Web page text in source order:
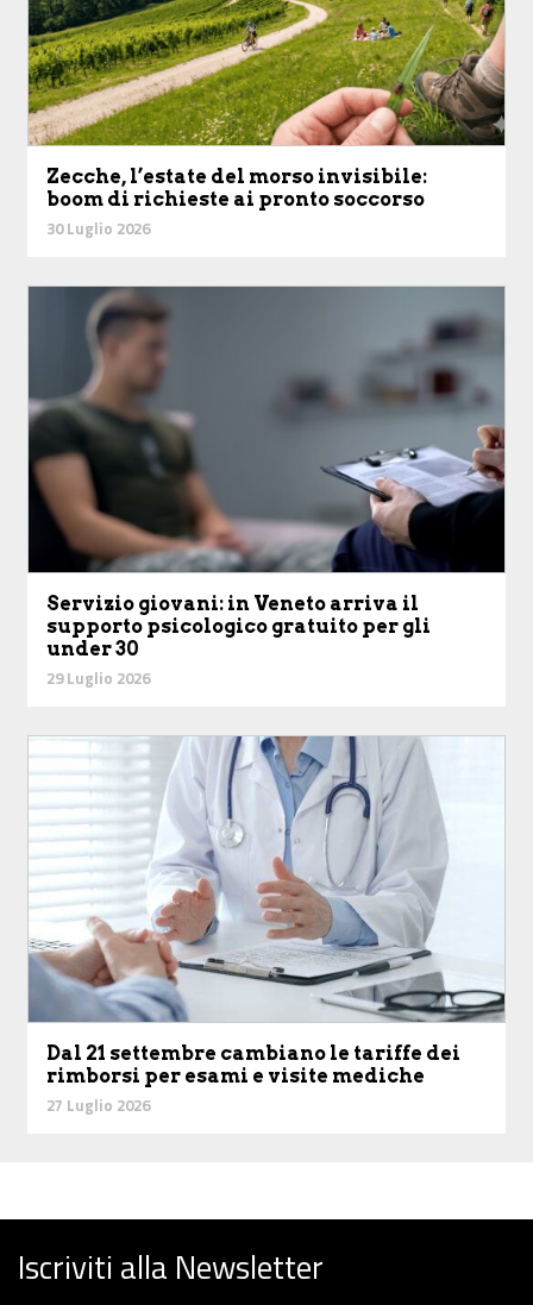
Zecche, l’estate del morso invisibile:
boom di richieste ai pronto soccorso
30 Luglio 2026
Servizio giovani: in Veneto arriva il
supporto psicologico gratuito per gli
under 30
29 Luglio 2026
Dal 21 settembre cambiano le tariffe dei
rimborsi per esami e visite mediche
27 Luglio 2026
Iscriviti alla Newsletter